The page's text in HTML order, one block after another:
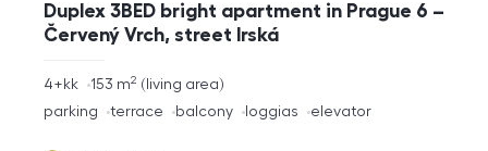
Duplex 3BED bright apartment in Prague 6 –
Červený Vrch, street Irská
rozměry
4+kk living area
153 m2
funkce
parking terrace balcony loggias elevator